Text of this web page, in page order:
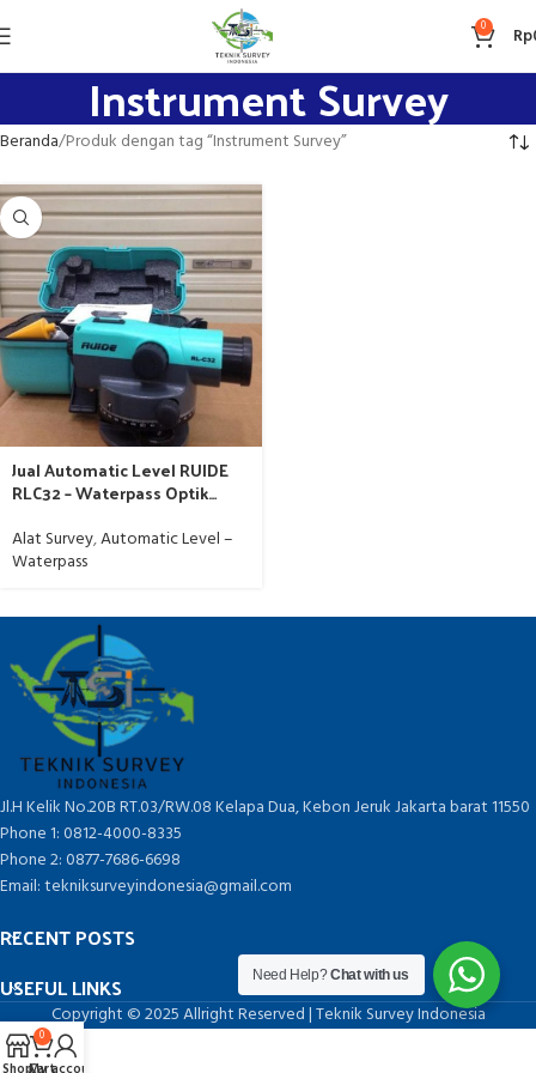
0 Rp
Instrument Survey
Beranda Produk dengan tag “Instrument Survey”
Jual Automatic Level RUIDE
RLC32 – Waterpass Optik
Konstruksi
Alat Survey,Automatic Level –
Waterpass
Jl.H Kelik No.20B RT.03/RW.08 Kelapa Dua, Kebon Jeruk Jakarta barat 11550
Phone 1: 0812-4000-8335
Phone 2: 0877-7686-6698
Email: tekniksurveyindonesia@gmail.com
RECENT POSTS
USEFUL LINKS
Copyright © 2025 Allright Reserved | Teknik Survey Indonesia
Need Help?Chat with us
0